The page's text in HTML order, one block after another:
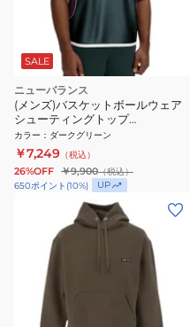
SALE
ニューバランス
(メンズ)バスケットボールウェア
シューティングトップ
MT6110R6NWG
カラー ： ダークグリーン
￥7,249 （税込）
26%OFF ￥9,900（税込）
650ポイント (10%) UP